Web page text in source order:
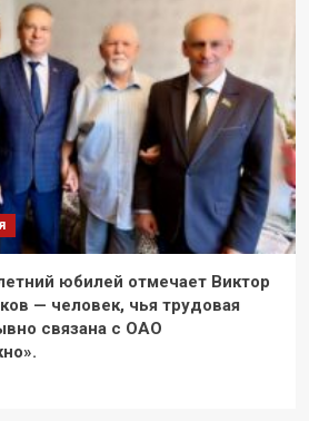
юбилей отмечает Виктор
— человек, чья трудовая
связана с ОАО